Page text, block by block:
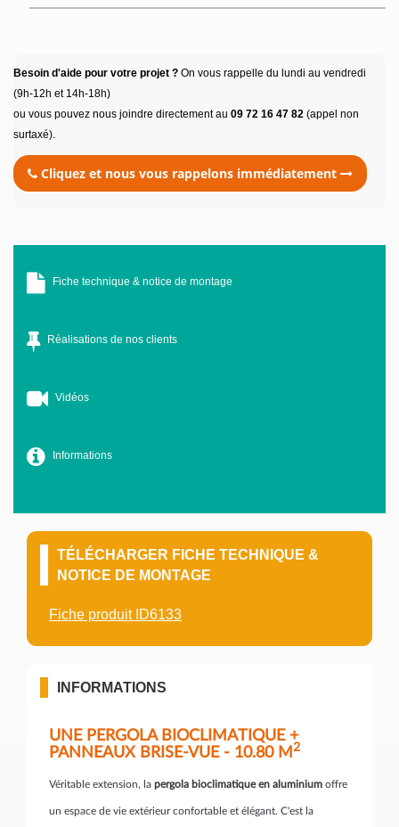
Besoin d'aide pour votre projet ? On vous rappelle du lundi au vendredi
(9h-12h et 14h-18h)
ou vous pouvez nous joindre directement au 09 72 16 47 82 (appel non
surtaxé).
Cliquez et nous vous rappelons immédiatement
Fiche technique & notice de montage
Réalisations de nos clients
Vidéos
Informations
TÉLÉCHARGER FICHE TECHNIQUE &
NOTICE DE MONTAGE
Fiche produit ID6133
INFORMATIONS
UNE PERGOLA BIOCLIMATIQUE +
PANNEAUX BRISE-VUE - 10.80 M 2
Véritable extension, la pergola bioclimatique en aluminium offre
un espace de vie extérieur confortable et élégant. C'est la